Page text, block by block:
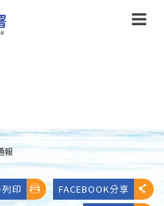
報
印
FACEBOOK分享